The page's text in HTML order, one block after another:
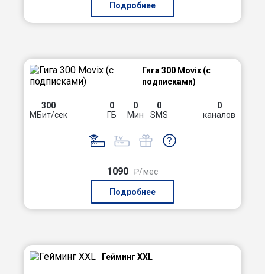
Подробнее
Гига 300 Movix (с
подписками)
300
МБит/сек
0
ГБ
0
Мин
0
SMS
0
каналов
1090 ₽/мес
Подробнее
Гейминг XXL